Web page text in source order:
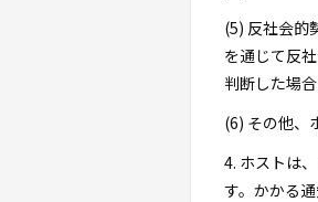
(5) 反社会的
を通じて反
判断した場合
(6) その他、
4. ホストは
す。かかる